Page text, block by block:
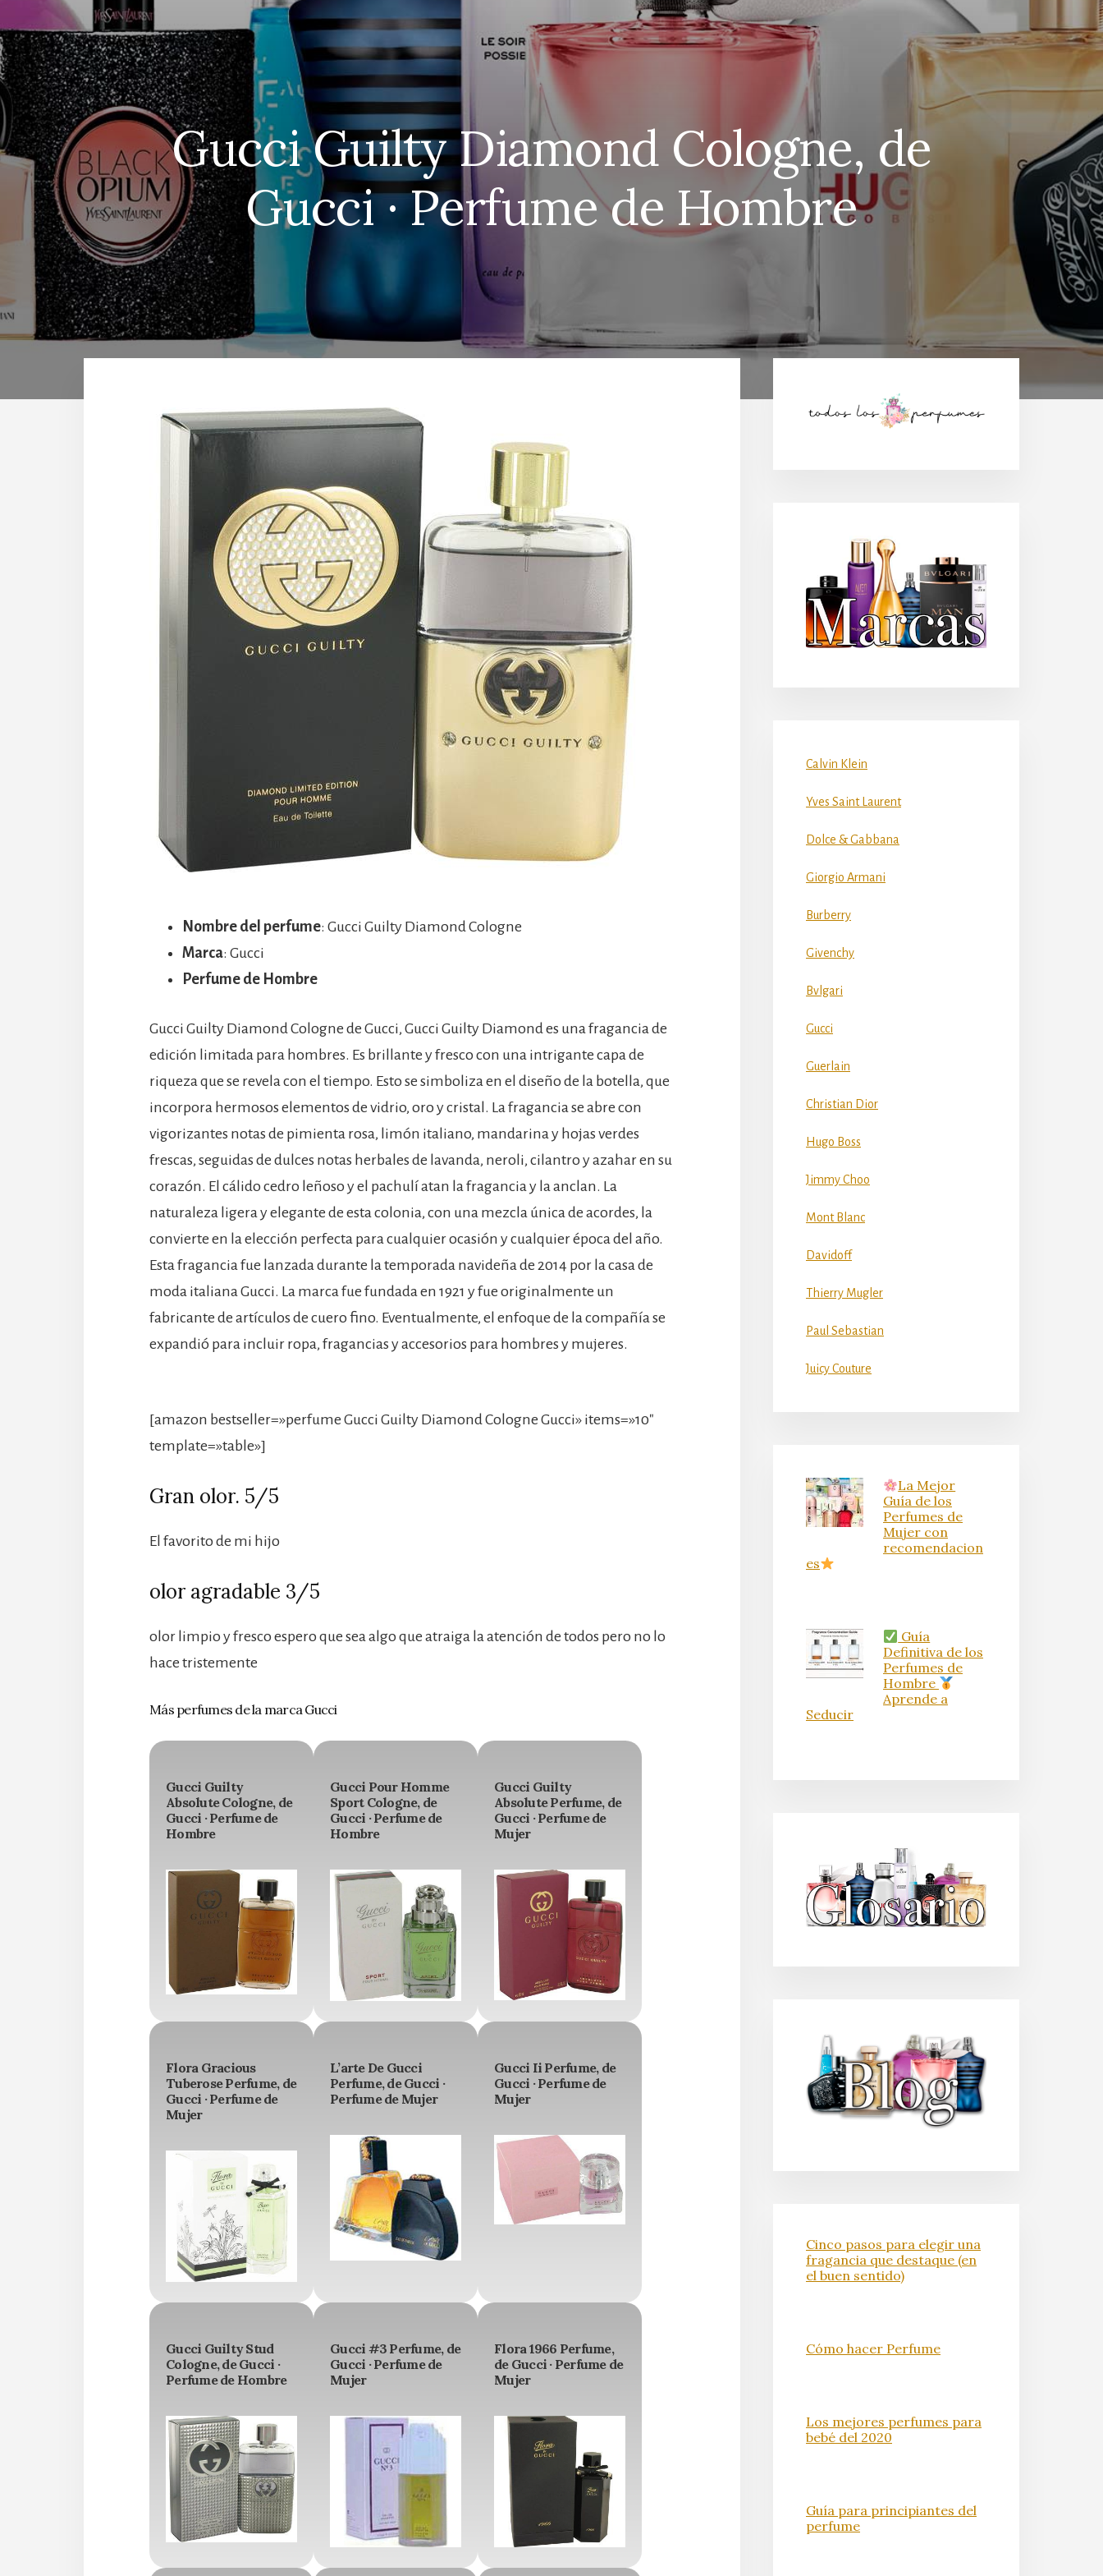
Gucci Guilty Diamond Cologne, de
Gucci · Perfume de Hombre
Nombre del perfume: Gucci Guilty Diamond Cologne
Marca: Gucci
Perfume de Hombre
Gucci Guilty Diamond Cologne de Gucci, Gucci Guilty Diamond es una fragancia de
edición limitada para hombres. Es brillante y fresco con una intrigante capa de
riqueza que se revela con el tiempo. Esto se simboliza en el diseño de la botella, que
incorpora hermosos elementos de vidrio, oro y cristal. La fragancia se abre con
vigorizantes notas de pimienta rosa, limón italiano, mandarina y hojas verdes
frescas, seguidas de dulces notas herbales de lavanda, neroli, cilantro y azahar en su
corazón. El cálido cedro leñoso y el pachulí atan la fragancia y la anclan. La
naturaleza ligera y elegante de esta colonia, con una mezcla única de acordes, la
convierte en la elección perfecta para cualquier ocasión y cualquier época del año.
Esta fragancia fue lanzada durante la temporada navideña de 2014 por la casa de
moda italiana Gucci. La marca fue fundada en 1921 y fue originalmente un
fabricante de artículos de cuero fino. Eventualmente, el enfoque de la compañía se
expandió para incluir ropa, fragancias y accesorios para hombres y mujeres.
[amazon bestseller=»perfume Gucci Guilty Diamond Cologne Gucci» items=»10″
template=»table»]
Gran olor. 5/5
El favorito de mi hijo
olor agradable 3/5
olor limpio y fresco espero que sea algo que atraiga la atención de todos pero no lo
hace tristemente
Más perfumes de la marca Gucci
Gucci Guilty
Absolute Cologne, de
Gucci · Perfume de
Hombre
Gucci Pour Homme
Sport Cologne, de
Gucci · Perfume de
Hombre
Gucci Guilty
Absolute Perfume, de
Gucci · Perfume de
Mujer
Flora Gracious
Tuberose Perfume, de
Gucci · Perfume de
Mujer
L’arte De Gucci
Perfume, de Gucci ·
Perfume de Mujer
Gucci Ii Perfume, de
Gucci · Perfume de
Mujer
Gucci Guilty Stud
Cologne, de Gucci ·
Perfume de Hombre
Gucci #3 Perfume, de
Gucci · Perfume de
Mujer
Flora 1966 Perfume,
de Gucci · Perfume de
Mujer
lateral
Calvin Klein
Yves Saint Laurent
Dolce & Gabbana
Giorgio Armani
Burberry
Givenchy
Bvlgari
Gucci
Guerlain
Christian Dior
Hugo Boss
Jimmy Choo
Mont Blanc
Davidoff
Thierry Mugler
Paul Sebastian
Juicy Couture
La Mejor
Guía de los
Perfumes de
Mujer con
recomendacion
es
Guía
Definitiva de los
Perfumes de
Hombre
Aprende a
Seducir
Cinco pasos para elegir una
fragancia que destaque (en
el buen sentido)
Cómo hacer Perfume
Los mejores perfumes para
bebé del 2020
Guía para principiantes del
perfume